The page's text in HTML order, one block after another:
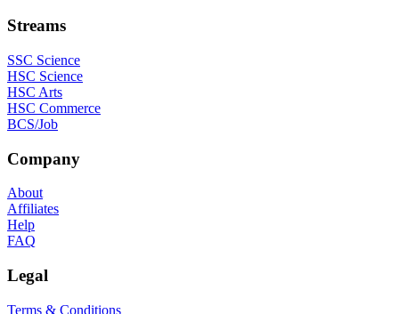
Streams
SSC Science
HSC Science
HSC Arts
HSC Commerce
BCS/Job
Company
About
Affiliates
Help
FAQ
Legal
Terms & Conditions